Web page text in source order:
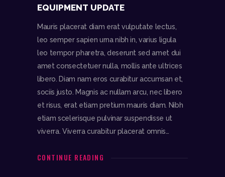
EQUIPMENT UPDATE
Mauris placerat diam erat vulputate lectus,
leo semper sapien urna nibh in, varius ligula
leo tempor pharetra, deserunt sed amet dui
amet consectetuer nulla, mollis ante ultrices
libero. Diam nam eros curabitur accumsan et,
sociis justo. Magnis ac nullam arcu, nec libero
et risus, erat etiam pretium mauris diam. Nibh
etiam scelerisque pulvinar suspendisse ut
viverra. Viverra curabitur placerat omnis…
CONTINUE READING